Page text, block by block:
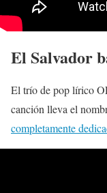
El Salvador
El trío de pop lírico
canción lleva el
completamente